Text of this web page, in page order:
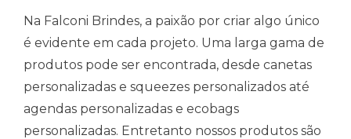
Na Falconi Brindes, a paixão por criar algo único
é evidente em cada projeto. Uma larga gama de
produtos pode ser encontrada, desde canetas
personalizadas e squeezes personalizados até
agendas personalizadas e ecobags
personalizadas. Entretanto nossos produtos são